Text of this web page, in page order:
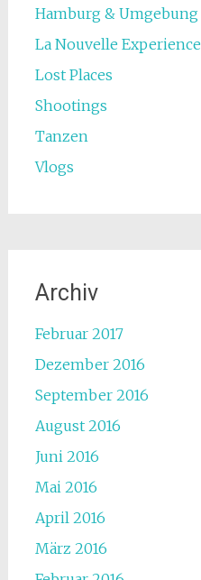
Hamburg & Umgebung
La Nouvelle Experience
Lost Places
Shootings
Tanzen
Vlogs
Archiv
Februar 2017
Dezember 2016
September 2016
August 2016
Juni 2016
Mai 2016
April 2016
März 2016